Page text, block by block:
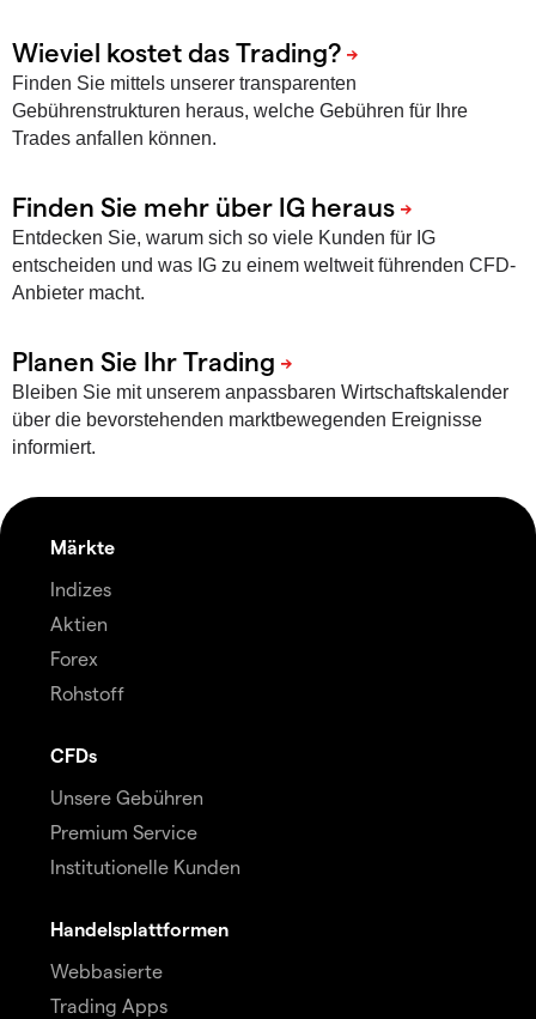
Finden Sie mittels unserer transparenten
Gebührenstrukturen heraus, welche Gebühren für Ihre
Trades anfallen können.
Entdecken Sie, warum sich so viele Kunden für IG
entscheiden und was IG zu einem weltweit führenden CFD-
Anbieter macht.
Bleiben Sie mit unserem anpassbaren Wirtschaftskalender
über die bevorstehenden marktbewegenden Ereignisse
informiert.
Märkte
Indizes
Aktien
Forex
Rohstoff
CFDs
Unsere Gebühren
Premium Service
Institutionelle Kunden
Handelsplattformen
Webbasierte
Trading Apps